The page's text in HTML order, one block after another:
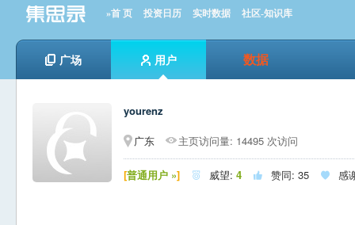
»首 页 投资日历 实时数据 社区-知识库
广场 用户 数据
yourenz
广东
主页访问量: 14495 次访问
[普通用户 »]  威望: 4  赞同: 35  感